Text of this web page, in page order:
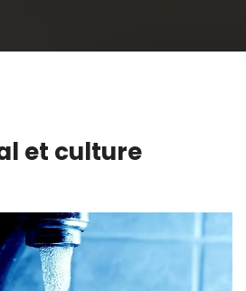
et culture